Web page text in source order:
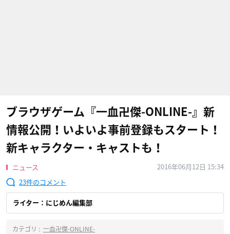
ブラウザゲーム『一血卍傑-ONLINE-』新
情報公開！いよいよ事前登録もスタート！
新キャラクター・キャストも！
ニュース
2016年06月12日 15:34
23
ライター：にじめん編集部
カテゴリ : 一血卍傑-ONLINE-